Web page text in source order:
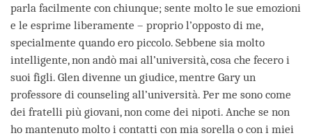
parla facilmente con chiunque; sente molto le sue emozioni
e le esprime liberamente – proprio l’opposto di me,
specialmente quando ero piccolo. Sebbene sia molto
intelligente, non andò mai all’università, cosa che fecero i
suoi figli. Glen divenne un giudice, mentre Gary un
professore di counseling all’università. Per me sono come
dei fratelli più giovani, non come dei nipoti. Anche se non
ho mantenuto molto i contatti con mia sorella o con i miei